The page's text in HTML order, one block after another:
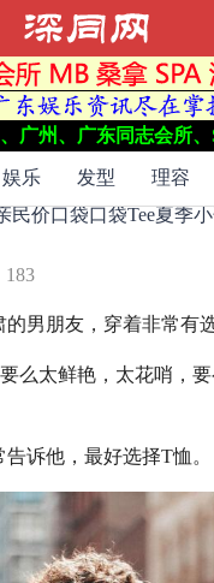
广州、广东同志会所
娱乐 发型 理容
民价口袋 口袋Tee夏季
，夏季小哥哥最
民价口袋口袋Tee夏季
183
男朋友，穿着非常有
么太鲜艳，太花哨，要
诉他，最好选择T恤。